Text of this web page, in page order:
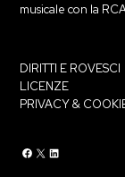
musicale con la
DIRITTI E ROVESCI
LICENZE
PRIVACY &
Flippermusic Facebook Flippermusic Twitter
Flippermusic Linkedin